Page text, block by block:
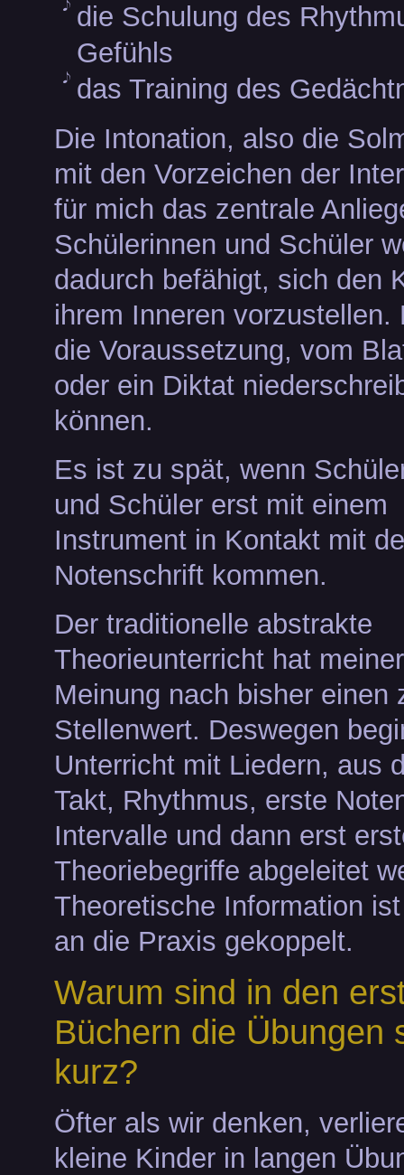
die Schulung des
Gefühls
das Training des
Die Intonation, also die
mit den Vorzeichen der
für mich das zentrale
Schülerinnen und Schüler
dadurch befähigt, sich den
ihrem Inneren vorzustellen.
die Voraussetzung, vom
oder ein Diktat
können.
Es ist zu spät, wenn
und Schüler erst mit einem
Instrument in Kontakt mit
Notenschrift kommen.
Der traditionelle abstrakte
Theorieunterricht hat meiner
Meinung nach bisher einen
Stellenwert. Deswegen
Unterricht mit Liedern, aus
Takt, Rhythmus, erste
Intervalle und dann erst
Theoriebegriffe abgeleitet
Theoretische Information
an die Praxis gekoppelt.
Warum sind in den
Büchern die Übungen
kurz?
Öfter als wir denken,
kleine Kinder in langen